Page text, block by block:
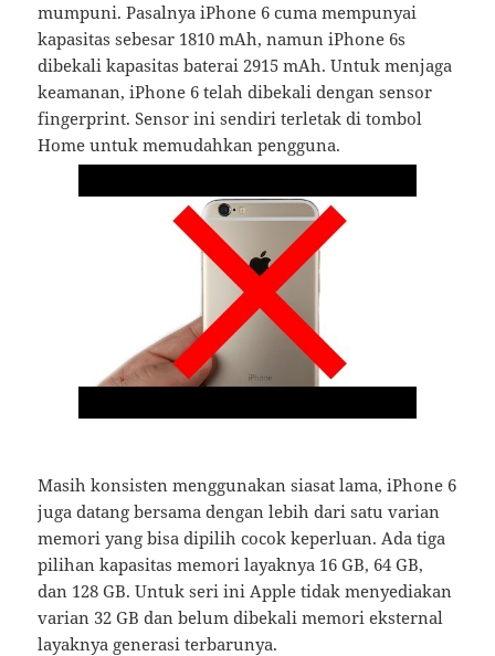
mumpuni. Pasalnya iPhone 6 cuma mempunyai
kapasitas sebesar 1810 mAh, namun iPhone 6s
dibekali kapasitas baterai 2915 mAh. Untuk menjaga
keamanan, iPhone 6 telah dibekali dengan sensor
fingerprint. Sensor ini sendiri terletak di tombol
Home untuk memudahkan pengguna.
Masih konsisten menggunakan siasat lama, iPhone 6
juga datang bersama dengan lebih dari satu varian
memori yang bisa dipilih cocok keperluan. Ada tiga
pilihan kapasitas memori layaknya 16 GB, 64 GB,
dan 128 GB. Untuk seri ini Apple tidak menyediakan
varian 32 GB dan belum dibekali memori eksternal
layaknya generasi terbarunya.